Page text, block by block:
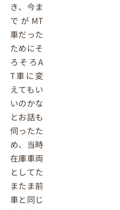
き、今ま
でがMT
車だった
ためにそ
ろそろA
T車に変
えてもい
いのかな
とお話も
伺ったた
め、当時
在庫車両
としてた
またま前
車と同じ